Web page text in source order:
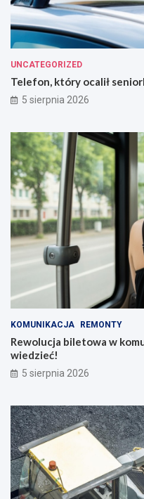
UNCATEGORIZED
Telefon, który ocalił
5 sierpnia 2026
KOMUNIKACJA REMONTY
Rewolucja biletowa w
wiedzieć!
5 sierpnia 2026